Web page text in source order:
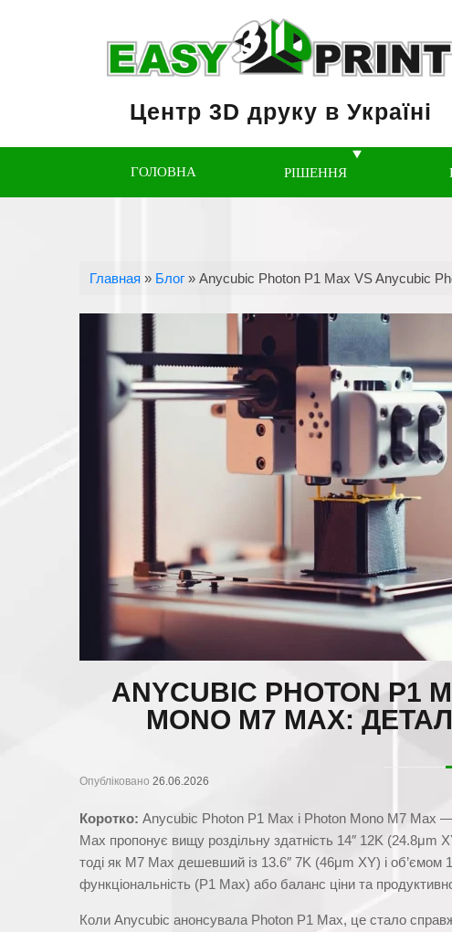
Центр 3D друку в Україні
ГОЛОВНА РІШЕННЯ
Главная » Блог »Anycubic Photon P1 Max VS Anycubic
ANYCUBIC PHOTON P1
MONO M7 MAX:
Опубліковано 26.06.2026
Коротко: Anycubic Photon P1 Max і Photon Mono M7 Max
Max пропонує вищу роздільну здатність 14″ 12K (24.8μm
тоді як M7 Max дешевший із 13.6″ 7K (46μm XY) і об’ємом
функціональність (P1 Max) або баланс ціни та
Коли Anycubic анонсувала Photon P1 Max, це стало